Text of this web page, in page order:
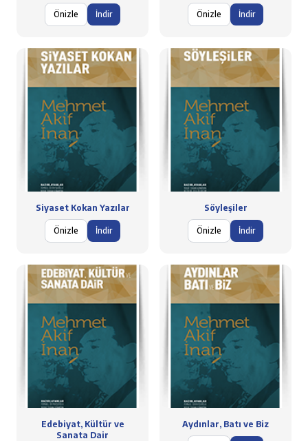
Önizle İndir Önizle İndir
Siyaset Kokan Yazılar
Önizle İndir
Söyleşiler
Önizle İndir
Edebiyat, Kültür ve
Sanata Dair
Aydınlar, Batı ve Biz